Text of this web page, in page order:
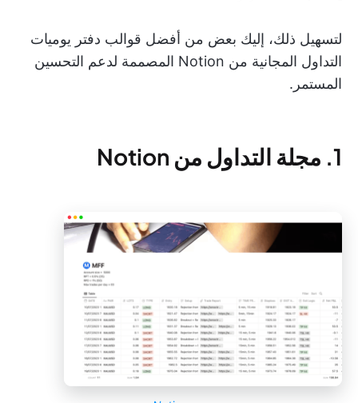
لتسهيل ذلك، إليك بعض من أفضل قوالب دفتر يوميات
التداول المجانية من Notion المصممة لدعم التحسين
المستمر.
1. مجلة التداول من Notion